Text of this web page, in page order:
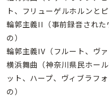
ト、フリューゲルホルンとピ
輪郭主義II（事前録音され
の）
輪郭主義IV（フルート、ヴ
横浜舞曲（神奈川県民ホー
ット、ハープ、ヴィブラフ
の）